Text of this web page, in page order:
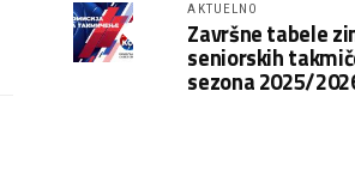
AKTUELNO
Završne tabele
seniorskih
sezona 2025/